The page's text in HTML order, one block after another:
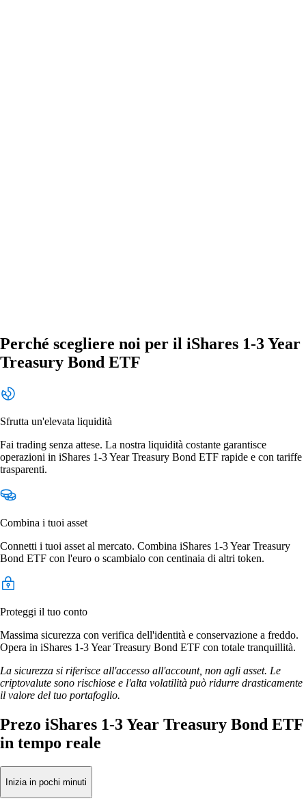
Perché scegliere noi per il iShares 1-3 Year
Treasury Bond ETF
Sfrutta un'elevata liquidità
Fai trading senza attese. La nostra liquidità costante garantisce
operazioni in iShares 1-3 Year Treasury Bond ETF rapide e con tariffe
trasparenti.
Combina i tuoi asset
Connetti i tuoi asset al mercato. Combina iShares 1-3 Year Treasury
Bond ETF con l'euro o scambialo con centinaia di altri token.
Proteggi il tuo conto
Massima sicurezza con verifica dell'identità e conservazione a freddo.
Opera in iShares 1-3 Year Treasury Bond ETF con totale tranquillità.
La sicurezza si riferisce all'accesso all'account, non agli asset. Le
criptovalute sono rischiose e l'alta volatilità può ridurre drasticamente
il valore del tuo portafoglio.
Prezo iShares 1-3 Year Treasury Bond ETF
in tempo reale
Inizia in pochi minuti